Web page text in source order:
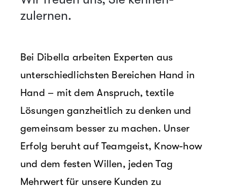
zulernen.
Bei Dibella arbeiten Experten aus
unterschiedlichsten Bereichen Hand in
Hand – mit dem Anspruch, textile
Lösungen ganzheitlich zu denken und
gemeinsam besser zu machen. Unser
Erfolg beruht auf Teamgeist, Know-how
und dem festen Willen, jeden Tag
Mehrwert für unsere Kunden zu